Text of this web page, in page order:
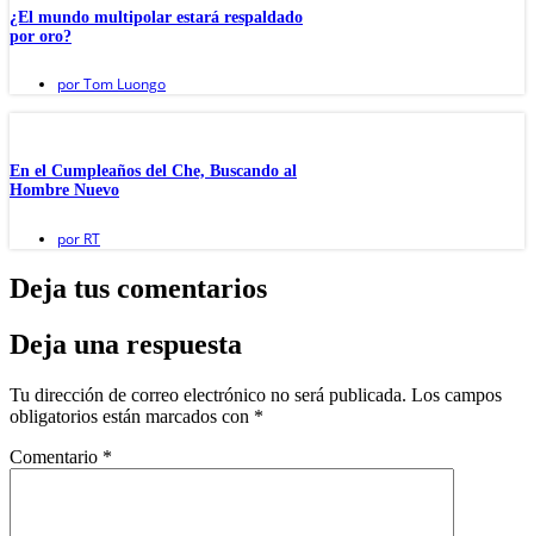
¿El mundo multipolar estará respaldado
por oro?
porTom Luongo
En el Cumpleaños del Che, Buscando al
Hombre Nuevo
por RT
Deja tus comentarios
Deja una respuesta
Tu dirección de correo electrónico no será publicada. Los campos
obligatorios están marcados con *
Comentario *